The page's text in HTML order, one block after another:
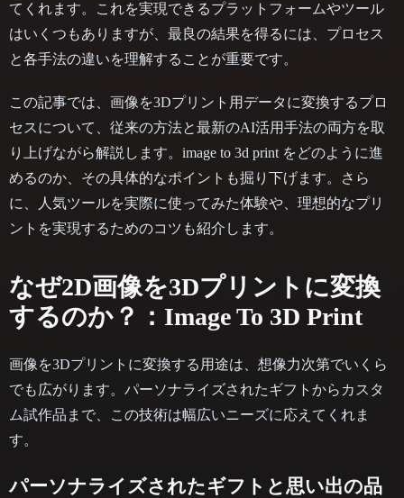
てくれます。これを実現できるプラットフォームやツール
はいくつもありますが、最良の結果を得るには、プロセス
と各手法の違いを理解することが重要です。
この記事では、画像を3Dプリント用データに変換するプロ
セスについて、従来の方法と最新のAI活用手法の両方を取
り上げながら解説します。image to 3d print をどのように進
めるのか、その具体的なポイントも掘り下げます。さら
に、人気ツールを実際に使ってみた体験や、理想的なプリ
ントを実現するためのコツも紹介します。
なぜ2D画像を3Dプリントに変換
するのか？：Image To 3D Print
画像を3Dプリントに変換する用途は、想像力次第でいくら
でも広がります。パーソナライズされたギフトからカスタ
ム試作品まで、この技術は幅広いニーズに応えてくれま
す。
パーソナライズされたギフトと思い出の品